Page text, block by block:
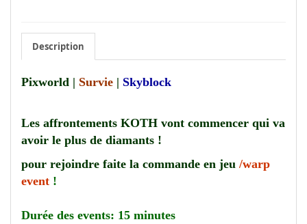
Description
Pixworld | Survie | Skyblock
Les affrontements KOTH vont commencer qui va
avoir le plus de diamants !
pour rejoindre faite la commande en jeu /warp
event !
Durée des events: 15 minutes